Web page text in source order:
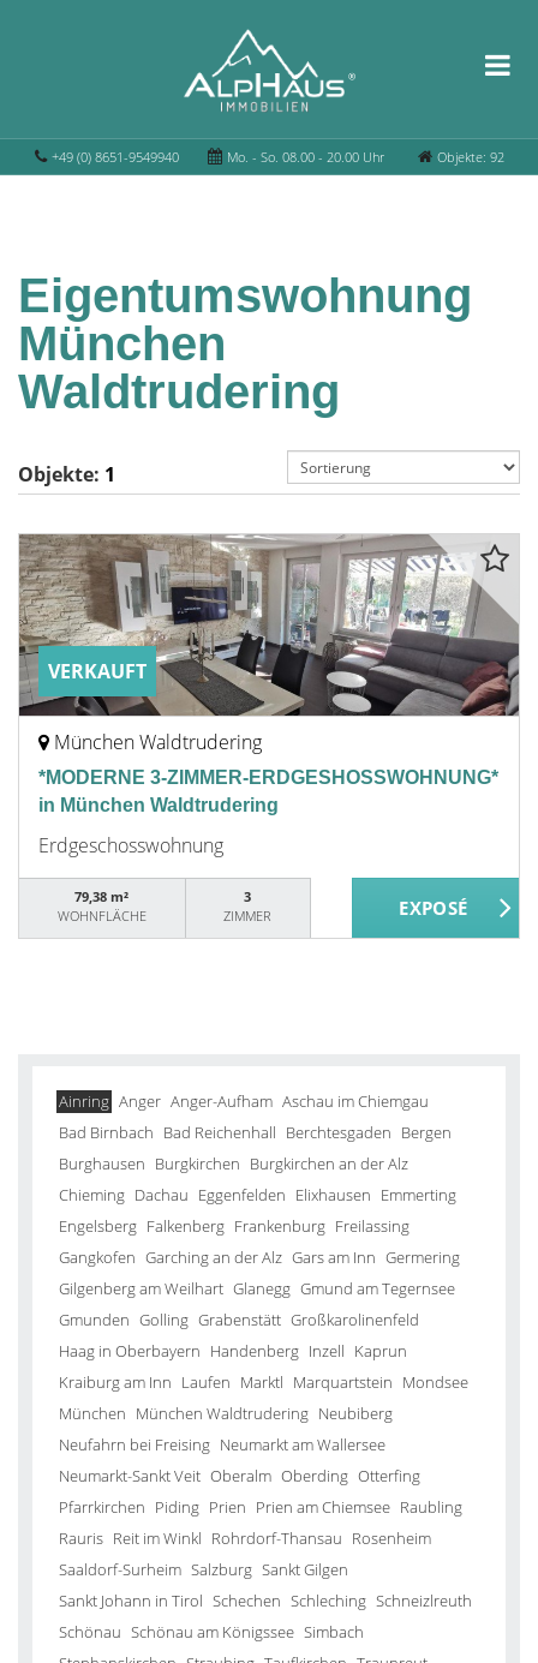
+49 (0) 8651-9549940 Mo. - So. 08.00 - 20.00 Uhr Objekte: 92
Eigentumswohnung
München
Waldtrudering
Objekte: 1
VERKAUFT
München Waldtrudering
*MODERNE 3-ZIMMER-ERDGESHOSSWOHNUNG*
in München Waldtrudering
Erdgeschosswohnung
79,38 m²
WOHNFLÄCHE
3
ZIMMER
Ainring Anger Anger-Aufham Aschau im Chiemgau
Bad Birnbach Bad Reichenhall Berchtesgaden Bergen
Burghausen Burgkirchen Burgkirchen an der Alz
Chieming Dachau Eggenfelden Elixhausen Emmerting
Engelsberg Falkenberg Frankenburg Freilassing
Gangkofen Garching an der Alz Gars am Inn Germering
Gilgenberg am Weilhart Glanegg Gmund am Tegernsee
Gmunden Golling Grabenstätt Großkarolinenfeld
Haag in Oberbayern Handenberg Inzell Kaprun
Kraiburg am Inn Laufen Marktl Marquartstein Mondsee
München München Waldtrudering Neubiberg
Neufahrn bei Freising Neumarkt am Wallersee
Neumarkt-Sankt Veit Oberalm Oberding Otterfing
Pfarrkirchen Piding Prien Prien am Chiemsee Raubling
Rauris Reit im Winkl Rohrdorf-Thansau Rosenheim
Saaldorf-Surheim Salzburg Sankt Gilgen
Sankt Johann in Tirol Schechen Schleching Schneizlreuth
Schönau Schönau am Königssee Simbach